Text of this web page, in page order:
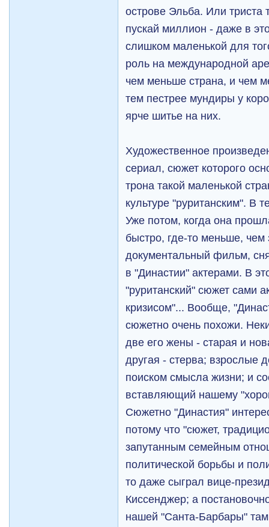
острове Эльба. Или триста
пускай миллион - даже в
слишком маленькой для
роль на международной
чем меньше страна, и чем
тем пестрее мундиры у
ярче шитье на них.
Художественное
сериал, сюжет которого
трона такой маленькой
культуре "руританским". В
Уже потом, когда она
быстро, где-то меньше, чем
документальный фильм,
в "Династии" актерами. В
"руританский" сюжет сами
кризисом"... Вообще,
сюжетно очень похожи.
две его жены - старая и
другая - стерва; взрослые
поиском смысла жизни; и
вставляющий нашему
Сюжетно "Династия"
потому что "сюжет,
запутанным семейным
политической борьбы и
то даже сыграл вице-
Киссенджер; а
нашей "Санта-Барбары"